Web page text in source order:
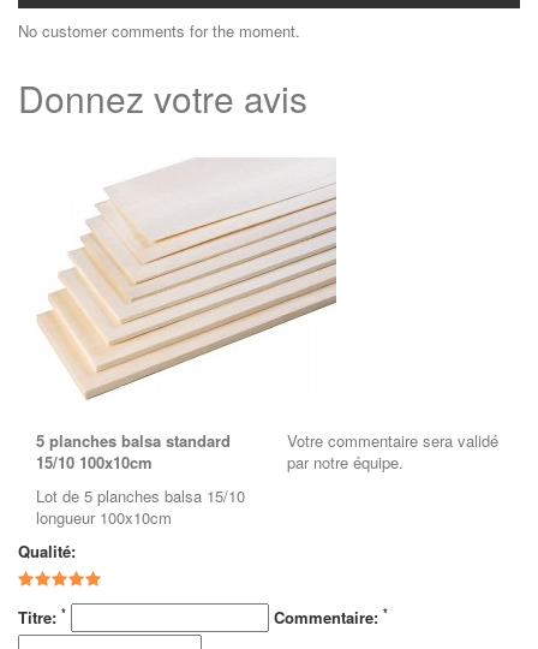
No customer comments for the moment.
Donnez votre avis
5 planches balsa standard
15/10 100x10cm
Lot de 5 planches balsa 15/10
longueur 100x10cm
Votre commentaire sera validé
par notre équipe.
Qualité:
Titre: * Commentaire: *